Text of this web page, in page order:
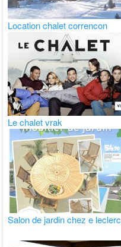
Location chalet correncon
Le chalet vrak
Salon de jardin chez e leclerc